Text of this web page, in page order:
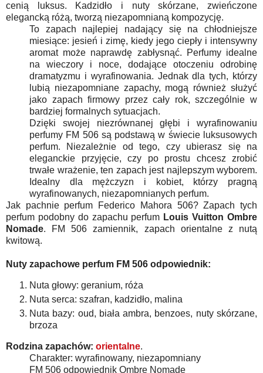
cenią luksus. Kadzidło i nuty skórzane, zwieńczone
elegancką różą, tworzą niezapomnianą kompozycję.
To zapach najlepiej nadający się na chłodniejsze
miesiące: jesień i zimę, kiedy jego ciepły i intensywny
aromat może naprawdę zabłysnąć. Perfumy idealne
na wieczory i noce, dodające otoczeniu odrobinę
dramatyzmu i wyrafinowania. Jednak dla tych, którzy
lubią niezapomniane zapachy, mogą również służyć
jako zapach firmowy przez cały rok, szczególnie w
bardziej formalnych sytuacjach.
Dzięki swojej niezrównanej głębi i wyrafinowaniu
perfumy FM 506 są podstawą w świecie luksusowych
perfum. Niezależnie od tego, czy ubierasz się na
eleganckie przyjęcie, czy po prostu chcesz zrobić
trwałe wrażenie, ten zapach jest najlepszym wyborem.
Idealny dla mężczyzn i kobiet, którzy pragną
wyrafinowanych, niezapomnianych perfum.
Jak pachnie perfum Federico Mahora 506? Zapach tych
perfum podobny do zapachu perfum Louis Vuitton Ombre
Nomade. FM 506 zamiennik, zapach orientalne z nutą
kwitową.
Nuty zapachowe perfum FM 506 odpowiednik:
Nuta głowy: geranium, róża
Nuta serca: szafran, kadzidło, malina
Nuta bazy: oud, biała ambra, benzoes, nuty skórzane,
brzoza
Rodzina zapachów: orientalne.
Charakter: wyrafinowany, niezapomniany
FM 506 odpowiednik Ombre Nomade